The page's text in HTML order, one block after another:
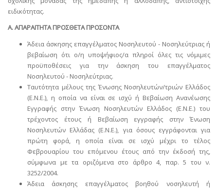
ειδικότητας.
Α. ΑΠΑΡΑΙΤΗΤΑ ΠΡΟΣΘΕΤΑ ΠΡΟΣΟΝΤΑ
Άδεια άσκησης επαγγέλματος Νοσηλευτού - Νοσηλεύτριας ή
βεβαίωση ότι ο/η υποψήφιος/α πληροί όλες τις νόμιμες
προϋποθέσεις για την άσκηση του επαγγέλματος
Νοσηλευτού - Νοσηλεύτριας.
Ταυτότητα μέλους της Ένωσης Νοσηλευτών/τριών Ελλάδος
(Ε.Ν.Ε.), η οποία να είναι σε ισχύ ή Βεβαίωση Ανανέωσης
Εγγραφής στην Ένωση Νοσηλευτών Ελλάδος (Ε.Ν.Ε.) του
τρέχοντος έτους ή Βεβαίωση εγγραφής στην Ένωση
Νοσηλευτών Ελλάδας (Ε.Ν.Ε.), για όσους εγγράφονται για
πρώτη φορά, η οποία είναι σε ισχύ μέχρι το τέλος
Φεβρουαρίου του επόμενου έτους από την έκδοσή της,
σύμφωνα με τα οριζόμενα στο άρθρο 4, παρ. 5 του ν.
3252/2004.
Άδεια άσκησης επαγγέλματος βοηθού νοσηλευτή ή